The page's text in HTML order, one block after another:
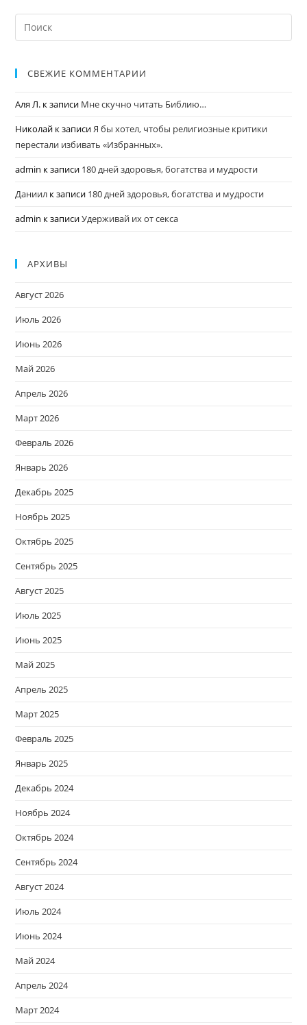
СВЕЖИЕ КОММЕНТАРИИ
Аля Л. к записи Мне скучно читать Библию…
Николай к записиЯ бы хотел, чтобы религиозные критики
перестали избивать «Избранных».
admin к записи 180 дней здоровья, богатства и мудрости
Даниил к записи 180 дней здоровья, богатства и мудрости
admin к записиУдерживай их от секса
АРХИВЫ
Август 2026
Июль 2026
Июнь 2026
Май 2026
Апрель 2026
Март 2026
Февраль 2026
Январь 2026
Декабрь 2025
Ноябрь 2025
Октябрь 2025
Сентябрь 2025
Август 2025
Июль 2025
Июнь 2025
Май 2025
Апрель 2025
Март 2025
Февраль 2025
Январь 2025
Декабрь 2024
Ноябрь 2024
Октябрь 2024
Сентябрь 2024
Август 2024
Июль 2024
Июнь 2024
Май 2024
Апрель 2024
Март 2024